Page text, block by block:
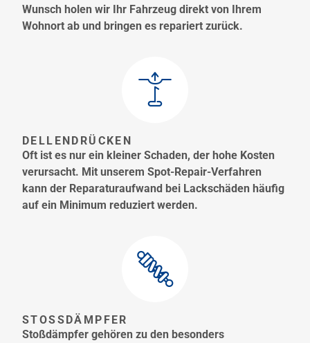
Wunsch holen wir Ihr Fahrzeug direkt von Ihrem
Wohnort ab und bringen es repariert zurück.
DELLENDRÜCKEN
Oft ist es nur ein kleiner Schaden, der hohe Kosten
verursacht. Mit unserem Spot-Repair-Verfahren
kann der Reparaturaufwand bei Lackschäden häufig
auf ein Minimum reduziert werden.
STOSSDÄMPFER
Stoßdämpfer gehören zu den besonders